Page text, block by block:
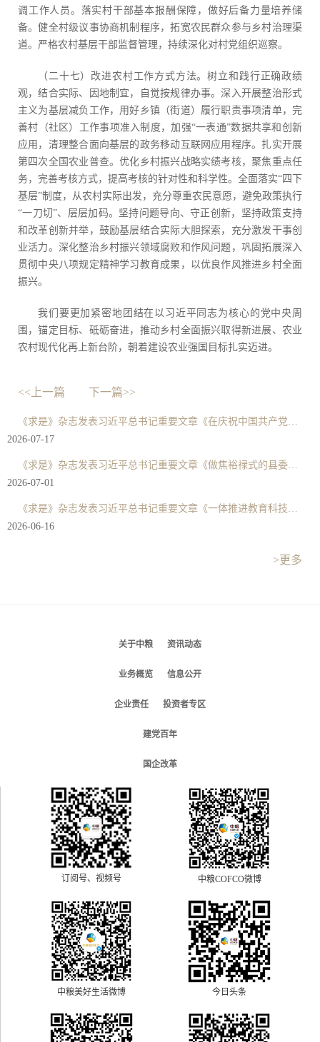
调工作人员。落实村干部基本报酬保障，做好后备力量培养储
备。健全村级议事协商机制程序，拓宽农民群众参与乡村治理渠
道。严格农村基层干部监督管理，持续深化对村党组织巡察。
（二十七）改进农村工作方式方法。树立和践行正确政绩
观，结合实际、因地制宜，自觉按规律办事。深入开展整治形式
主义为基层减负工作，用好乡镇（街道）履行职责事项清单，完
善村（社区）工作事项准入制度，加强“一表通”数据共享和创新
应用，清理整合面向基层的政务移动互联网应用程序。扎实开展
第四次全国农业普查。优化乡村振兴战略实绩考核，聚焦重点任
务，完善考核方式，提高考核的针对性和科学性。全面落实“四下
基层”制度，从农村实际出发，充分尊重农民意愿，避免政策执行
“一刀切”、层层加码。坚持问题导向、守正创新，坚持政策支持
和改革创新并举，鼓励基层结合实际大胆探索，充分激发干事创
业活力。深化整治乡村振兴领域腐败和作风问题，巩固拓展深入
贯彻中央八项规定精神学习教育成果，以优良作风推进乡村全面
振兴。
我们要更加紧密地团结在以习近平同志为核心的党中央周
围，锚定目标、砥砺奋进，推动乡村全面振兴取得新进展、农业
农村现代化再上新台阶，朝着建设农业强国目标扎实迈进。
<<上一篇 下一篇>>
《求是》杂志发表习近平总书记重要文章《在庆祝中国共产党成立105周年大会上的讲话》
2026-07-17
《求是》杂志发表习近平总书记重要文章《做焦裕禄式的县委书记》
2026-07-01
《求是》杂志发表习近平总书记重要文章《一体推进教育科技人才发展》
2026-06-16
>更多
关于中粮 资讯动态
业务概览 信息公开
企业责任 投资者专区
建党百年
国企改革
订阅号、视频号 中粮COFCO微博
中粮美好生活微博 今日头条